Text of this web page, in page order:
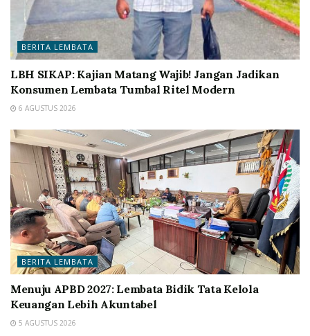
BERITA LEMBATA
LBH SIKAP: Kajian Matang Wajib! Jangan Jadikan
Konsumen Lembata Tumbal Ritel Modern
6 AGUSTUS 2026
BERITA LEMBATA
Menuju APBD 2027: Lembata Bidik Tata Kelola
Keuangan Lebih Akuntabel
5 AGUSTUS 2026